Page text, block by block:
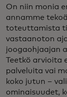
On niin monia
annamme
toteuttamista
vastaanoton
joogaohjaajan
Teetkö arvioita
palveluita vai
koko jutun –
ominaisuudet,